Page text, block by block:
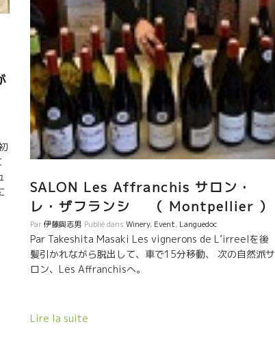
SALON Les Affranchis サロン・
レ・ザフランシ （ Montpellier ）
Par伊藤與志男 Publié dans Winery, Event, Languedoc
Par Takeshita Masaki Les vignerons de L’irreelを後
髪引かれながら脱出して、車で15分移動、 次の自然派サ
ロン、Les Affranchisへ。
Lire la suite